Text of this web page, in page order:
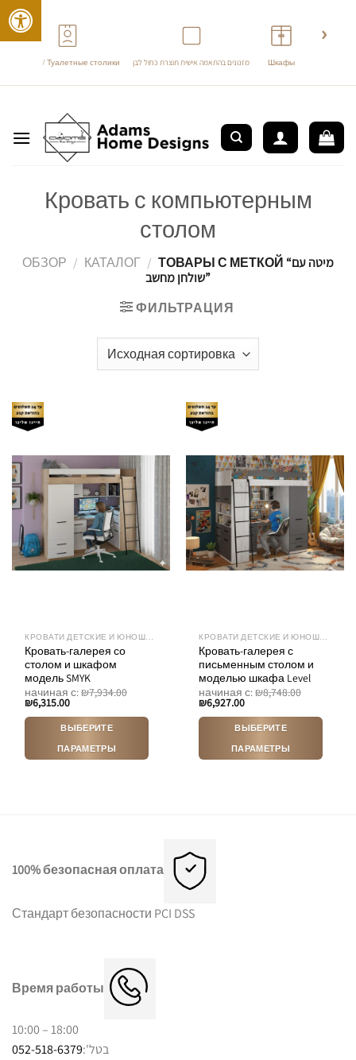
‹
Шкафы מזנונים בהתאמה אישית תוצרת כחול לבן Трюмо / Туалетные столики
›
содержанию
Кровать с компьютерным
столом
ОБЗОР / КАТАЛОГ / ТОВАРЫ С МЕТКОЙ “מיטה עם
שולחן מחשב”
ФИЛЬТРАЦИЯ
КРОВАТИ ДЕТСКИЕ И ЮНОШЕСКИЕ
Кровать-галерея со
столом и шкафом
модель SMYK
начиная с:₪7,934.00
₪6,315.00
ВЫБЕРИТЕ
ПАРАМЕТРЫ
можно
странице
КРОВАТИ ДЕТСКИЕ И ЮНОШЕСКИЕ
Кровать-галерея с
письменным столом и
моделью шкафа Level
начиная с:₪8,748.00
₪6,927.00
ВЫБЕРИТЕ
ПАРАМЕТРЫ
можно
выбрать
100% безопасная оплата
Стандарт безопасности PCI DSS
Время работы
10:00 – 18:00
בטל':052-518-6379